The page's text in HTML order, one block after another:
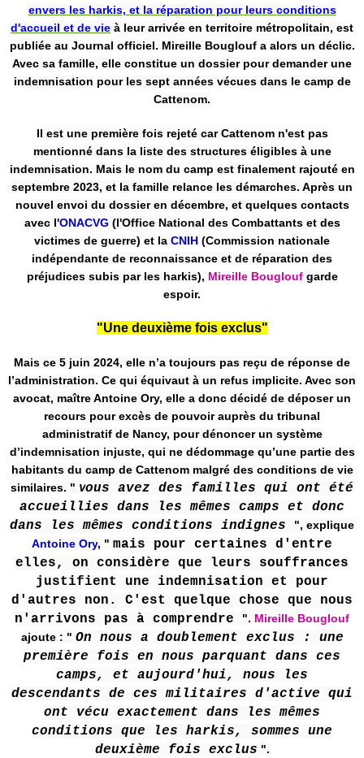
envers les harkis, et la réparation pour leurs conditions
d'accueil et de vie à leur arrivée en territoire métropolitain, est
publiée au Journal officiel. Mireille Bouglouf a alors un déclic.
Avec sa famille, elle constitue un dossier pour demander une
indemnisation pour les sept années vécues dans le camp de
Cattenom.
Il est une première fois rejeté car Cattenom n'est pas
mentionné dans la liste des structures éligibles à une
indemnisation. Mais le nom du camp est finalement rajouté en
septembre 2023, et la famille relance les démarches. Après un
nouvel envoi du dossier en décembre, et quelques contacts
avec l'ONACVG (l'Office National des Combattants et des
victimes de guerre) et la CNIH (Commission nationale
indépendante de reconnaissance et de réparation des
préjudices subis par les harkis), Mireille Bougloufgarde
espoir.
"Une deuxième fois exclus"
Mais ce 5 juin 2024, elle n’a toujours pas reçu de réponse de
l’administration. Ce qui équivaut à un refus implicite. Avec son
avocat, maître Antoine Ory, elle a donc décidé de déposer un
recours pour excès de pouvoir auprès du tribunal
administratif de Nancy, pour dénoncer un système
d’indemnisation injuste, qui ne dédommage qu’une partie des
habitants du camp de Cattenom malgré des conditions de vie
similaires. " Vous avez des familles qui ont été
accueillies dans les mêmes camps et donc
dans les mêmes conditions indignes
", explique
Antoine Ory, " mais pour certaines d'entre
elles, on considère que leurs souffrances
justifient une indemnisation et pour
d'autres non. C'est quelque chose que nous
n'arrivons pas à comprendre
". Mireille Bouglouf
ajoute : " On nous a doublement exclus : une
première fois en nous parquant dans ces
camps, et aujourd'hui, nous les
descendants de ces militaires d'active qui
ont vécu exactement dans les mêmes
conditions que les harkis, sommes une
deuxième fois exclus ".